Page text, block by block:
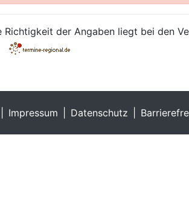
der Angaben liegt bei den
Impressum Datenschutz